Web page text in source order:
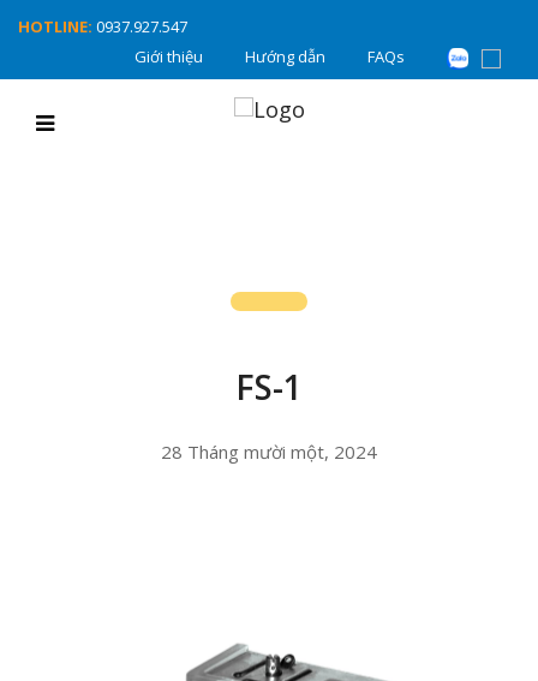
HOTLINE: 0937.927.547
Giới thiệu
Hướng dẫn FAQs
FS-1
28 Tháng mười một, 2024